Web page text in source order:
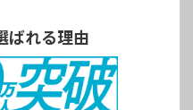
ばれる理由